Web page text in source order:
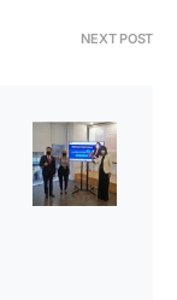
NEXT POST